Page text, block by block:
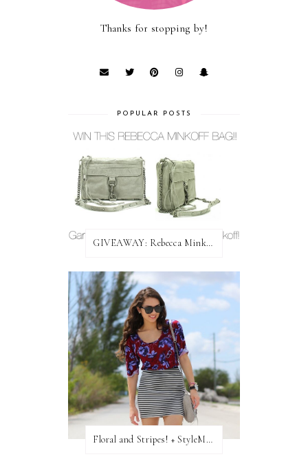
Thanks for stopping by!
POPULAR POSTS
GIVEAWAY: Rebecca Minkoff Bag!
Floral and Stripes! + StyleMint GIVEAWAY!